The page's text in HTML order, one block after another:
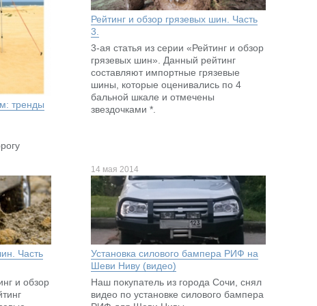
тренды
Рейтинг и обзор грязевых шин. Часть
3.
3-ая статья из серии «Рейтинг и обзор
грязевых шин». Данный рейтинг
составляют импортные грязевые
шины, которые оценивались по 4
бальной шкале и отмечены
звездочками *.
Часть
и обзор
14 мая 2014
Установка силового бампера РИФ на
Шеви Ниву (видео)
Наш покупатель из города Сочи, снял
видео по установке силового бампера